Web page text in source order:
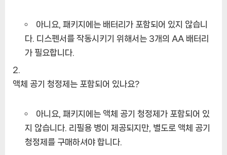
아니요, 패키지에는 배터리가 포함되어 있지 않습니
다. 디스펜서를 작동시키기 위해서는 3개의 AA 배터리
가 필요합니다.
액체 공기 청정제는 포함되어 있나요?
아니요, 패키지에는 액체 공기 청정제가 포함되어 있
지 않습니다. 리필용 병이 제공되지만, 별도로 액체 공기
청정제를 구매하셔야 합니다.